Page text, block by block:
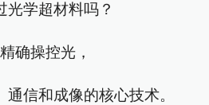
光学超材料吗？
确操控光，
信和成像的核心技术。